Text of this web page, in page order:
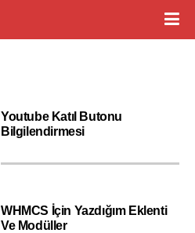
Youtube Katıl Butonu
Bilgilendirmesi
WHMCS İçin Yazdığım Eklenti
Ve Modüller